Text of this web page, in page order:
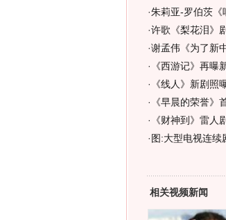
·朱莉亚-罗伯茨《
·许歌《梨花泪》
·谢孟伟《为了新
· 《西游记》再曝
· 《线人》新剧照
· 《早晨的荣誉》
· 《财神到》雷人
· 图:大型电视连
相关视频新闻